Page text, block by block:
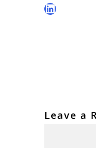
LinkedIn
Leave a